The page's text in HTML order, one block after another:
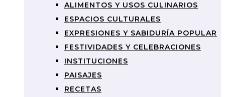
ALIMENTOS Y USOS CULINARIOS
ESPACIOS CULTURALES
EXPRESIONES Y SABIDURÍA POPULAR
FESTIVIDADES Y CELEBRACIONES
INSTITUCIONES
PAISAJES
RECETAS